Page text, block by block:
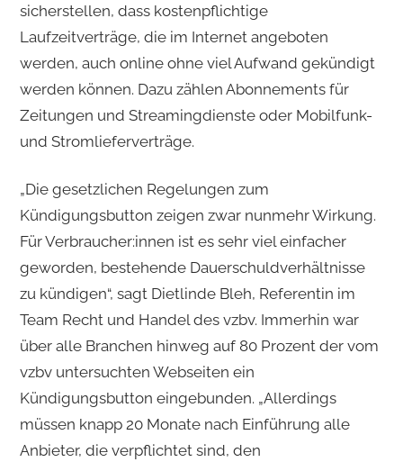
sicherstellen, dass kostenpflichtige
Laufzeitverträge, die im Internet angeboten
werden, auch online ohne viel Aufwand gekündigt
werden können. Dazu zählen Abonnements für
Zeitungen und Streamingdienste oder Mobilfunk-
und Stromlieferverträge.
„Die gesetzlichen Regelungen zum
Kündigungsbutton zeigen zwar nunmehr Wirkung.
Für Verbraucher:innen ist es sehr viel einfacher
geworden, bestehende Dauerschuldverhältnisse
zu kündigen“, sagt Dietlinde Bleh, Referentin im
Team Recht und Handel des vzbv. Immerhin war
über alle Branchen hinweg auf 80 Prozent der vom
vzbv untersuchten Webseiten ein
Kündigungsbutton eingebunden. „Allerdings
müssen knapp 20 Monate nach Einführung alle
Anbieter, die verpflichtet sind, den